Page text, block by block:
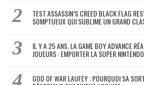
TEST ASSASSIN’S CREED BLACK FLAG
SOMPTUEUX QUI SUBLIME UN GRAND
IL Y A 25 ANS, LA GAME BOY ADVANCE
JOUEURS : EMPORTER LA SUPER
GOD OF WAR LAUFEY : POURQUOI SA